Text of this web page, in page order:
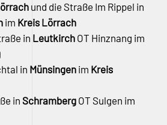
und die Straße Im Rippel in
im Kreis Lörrach
in Leutkirch OT Hinznang im
in Münsingen im Kreis
inSchramberg OT Sulgen im